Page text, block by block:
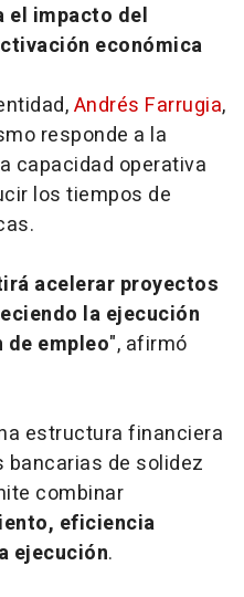
el impacto del
económica
Andrés Farrugia,
responde a la
capacidad operativa
los tiempos de
acelerar proyectos
la ejecución
de empleo", afirmó
estructura financiera
bancarias de solidez
combinar
eficiencia
ejecución.